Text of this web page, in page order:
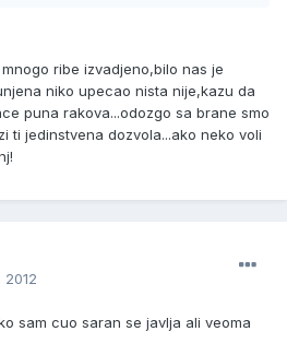
ribe izvadjeno,bilo nas je
niko upecao nista nije,kazu da
puna rakova...odozgo sa brane smo
ti jedinstvena dozvola...ako neko voli
sam cuo saran se javlja ali veoma